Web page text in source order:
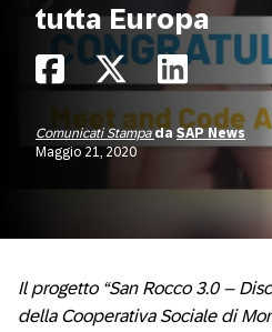
tutta Europa
Comunicati Stampada SAP News
Maggio 21, 2020
Il progetto “San Rocco 3.0 –
della Cooperativa Sociale di